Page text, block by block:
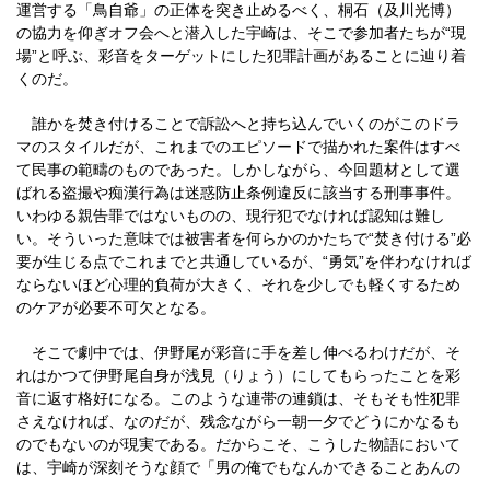
運営する「鳥自爺」の正体を突き止めるべく、桐石（及川光博）
の協力を仰ぎオフ会へと潜入した宇崎は、そこで参加者たちが“現
場”と呼ぶ、彩音をターゲットにした犯罪計画があることに辿り着
くのだ。
誰かを焚き付けることで訴訟へと持ち込んでいくのがこのドラ
マのスタイルだが、これまでのエピソードで描かれた案件はすべ
て民事の範疇のものであった。しかしながら、今回題材として選
ばれる盗撮や痴漢行為は迷惑防止条例違反に該当する刑事事件。
いわゆる親告罪ではないものの、現行犯でなければ認知は難し
い。そういった意味では被害者を何らかのかたちで“焚き付ける”必
要が生じる点でこれまでと共通しているが、“勇気”を伴わなければ
ならないほど心理的負荷が大きく、それを少しでも軽くするため
のケアが必要不可欠となる。
そこで劇中では、伊野尾が彩音に手を差し伸べるわけだが、そ
れはかつて伊野尾自身が浅見（りょう）にしてもらったことを彩
音に返す格好になる。このような連帯の連鎖は、そもそも性犯罪
さえなければ、なのだが、残念ながら一朝一夕でどうにかなるも
のでもないのが現実である。だからこそ、こうした物語において
は、宇崎が深刻そうな顔で「男の俺でもなんかできることあんの